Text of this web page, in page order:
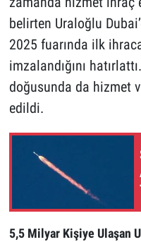
belirten Uraloğlu
2025 fuarında ilk
imzalandığını
doğusunda da hizmet
edildi.
5,5 Milyar Kişiye Ulaşan